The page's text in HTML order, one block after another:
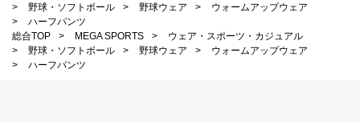
>
野球・ソフトボール > 野球ウェア >
ウォームアップウェア
>
ハーフパンツ
総合TOP
> MEGA SPORTS >
ウェア・スポーツ・カジュアル
>
野球・ソフトボール > 野球ウェア >
ウォームアップウェア
>
ハーフパンツ